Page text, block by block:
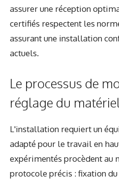
assurer une réception
certifiés respectent les
assurant une installation
actuels.
Le processus de
réglage du
L'installation requiert un
adapté pour le travail en
expérimentés procèdent au
protocole précis : fixation du